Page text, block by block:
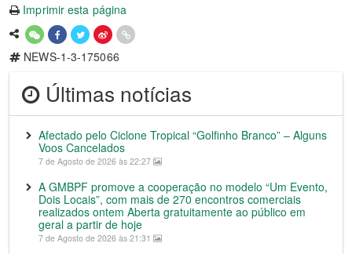
Imprimir esta página
NEWS-1-3-175066
Últimas notícias
Afectado pelo Ciclone Tropical “Golfinho Branco” – Alguns
Voos Cancelados
7 de Agosto de 2026 às 22:27
A GMBPF promove a cooperação no modelo “Um Evento,
Dois Locais”, com mais de 270 encontros comerciais
realizados ontem Aberta gratuitamente ao público em
geral a partir de hoje
7 de Agosto de 2026 às 21:31